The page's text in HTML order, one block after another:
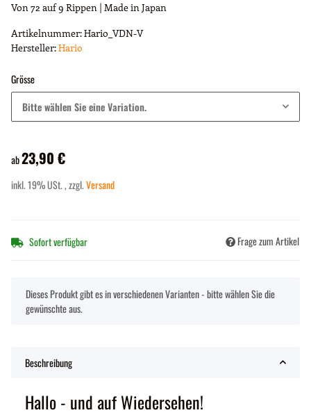
Von 72 auf 9 Rippen | Made in Japan
Artikelnummer:Hario_VDN-V
Hersteller:Hario
Grösse
Bitte wählen Sie eine Variation.
ab23,90 €
inkl. 19% USt. , zzgl.Versand
Sofort verfügbar Frage zum Artikel
xDieses Produkt gibt es in verschiedenen Varianten - bitte wählen Sie die
gewünschte aus.
Beschreibung
Hallo - und auf Wiedersehen!